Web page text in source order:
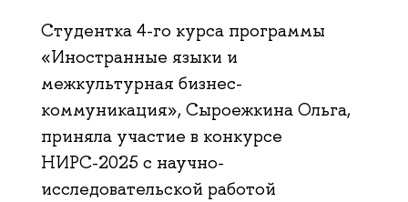
Студентка 4-го курса программы
«Иностранные языки и
межкультурная бизнес-
коммуникация», Сыроежкина Ольга,
приняла участие в конкурсе
НИРС-2025 с научно-
исследовательской работой